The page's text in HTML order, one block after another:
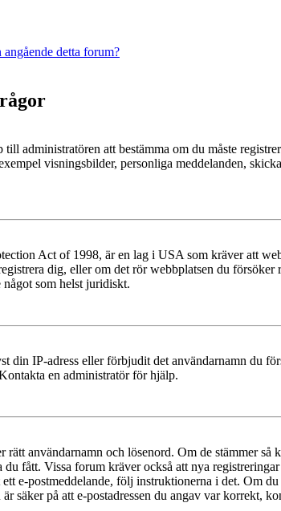
detta forum?
till administratören att bestämma om du måste
visningsbilder, personliga meddelanden,
Act of 1998, är en lag i USA som kräver att
dig, eller om det rör webbplatsen du
som helst juridiskt.
din IP-adress eller förbjudit det användarnamn du
en administratör för hjälp.
rätt användarnamn och lösenord. Om de stämmer
fått. Vissa forum kräver också att nya
e-postmeddelande, följ instruktionerna i det. Om
säker på att e-postadressen du angav var korrekt,